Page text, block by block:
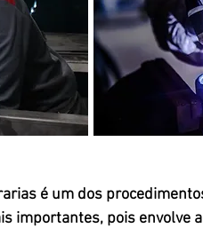
é um dos
importantes, pois envolve